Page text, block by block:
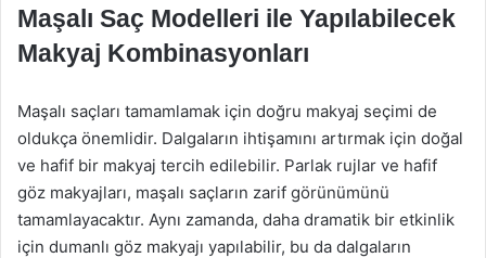
Maşalı Saç Modelleri ile Yapılabilecek
Makyaj Kombinasyonları
Maşalı saçları tamamlamak için doğru makyaj seçimi de
oldukça önemlidir. Dalgaların ihtişamını artırmak için doğal
ve hafif bir makyaj tercih edilebilir. Parlak rujlar ve hafif
göz makyajları, maşalı saçların zarif görünümünü
tamamlayacaktır. Aynı zamanda, daha dramatik bir etkinlik
için dumanlı göz makyajı yapılabilir, bu da dalgaların